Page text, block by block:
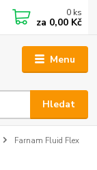
Menu
Hledat
0 ks
za 0,00 Kč
Farnam Fluid Flex